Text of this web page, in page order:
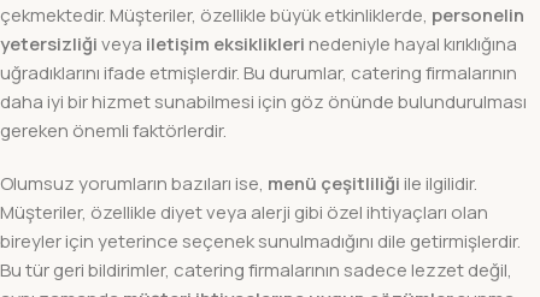
çekmektedir. Müşteriler, özellikle büyük etkinliklerde, personelin
yetersizliğiveya iletişim eksiklikleri nedeniyle hayal kırıklığına
uğradıklarını ifade etmişlerdir. Bu durumlar, catering firmalarının
daha iyi bir hizmet sunabilmesi için göz önünde bulundurulması
gereken önemli faktörlerdir.
Olumsuz yorumların bazıları ise, menü çeşitliliği ile ilgilidir.
Müşteriler, özellikle diyet veya alerji gibi özel ihtiyaçları olan
bireyler için yeterince seçenek sunulmadığını dile getirmişlerdir.
Bu tür geri bildirimler, catering firmalarının sadece lezzet değil,